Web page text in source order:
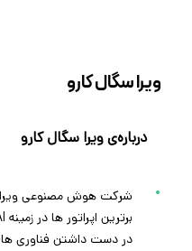
ویرا سگال کارو
درباره‌ی ویرا سگال کارو
شرکت هوش مصنوعی ویرا
در دست داشتن فناوری